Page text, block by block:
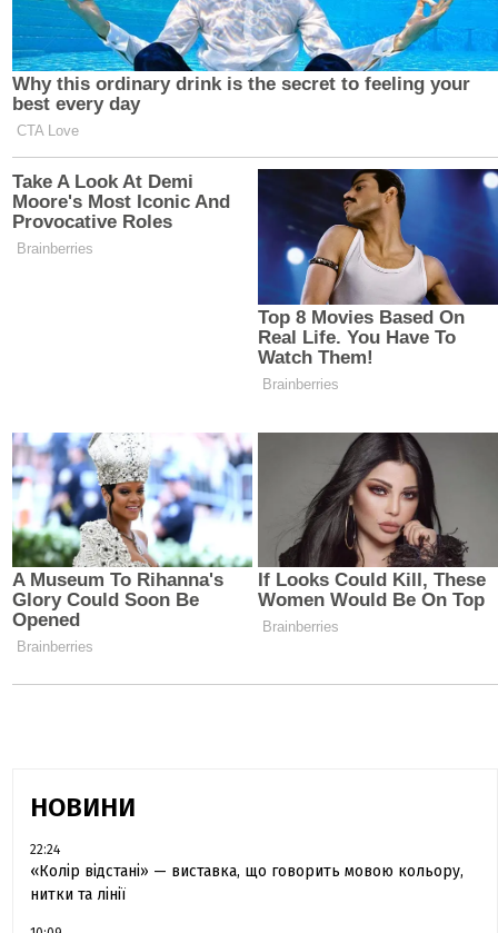
НОВИНИ
22:24
«Колір відстані» — виставка, що говорить мовою кольору,
нитки та лінії